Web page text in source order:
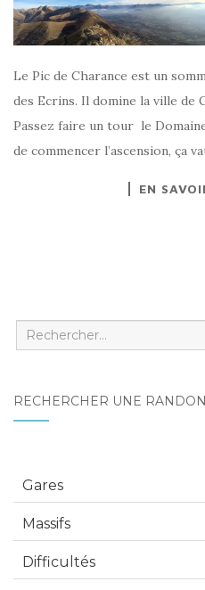
Le Pic de Charance est un
des Ecrins. Il domine la ville de
Passez faire un tour le
de commencer l’ascension, ça
EN
Recherche
RECHERCHER UNE
Gares
Massifs
Difficultés